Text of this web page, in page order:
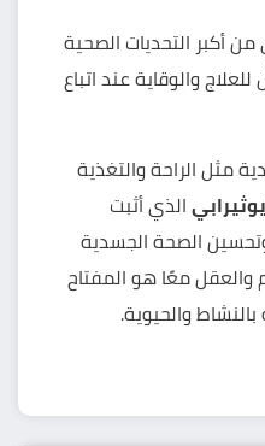
أكبر التحديات الصحية
والوقاية عند اتباع
مثل الراحة والتغذية
الذي أثبت
الصحة الجسدية
والعقل معًا هو المفتاح
والحيوية.